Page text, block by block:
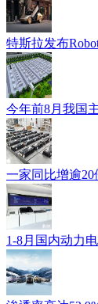
特斯拉发布
今年前8月我国
一家同比增逾
1-8月国内动力